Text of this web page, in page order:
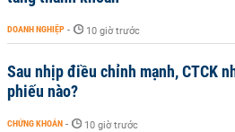
DOANH NGHIỆP - 10 giờ trước
Sau nhịp điều chỉnh mạnh, CTCK
phiếu nào?
CHỨNG KHOÁN - 10 giờ trước